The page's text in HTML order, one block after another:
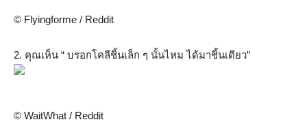
© Flyingforme / Reddit
2. คุณเห็น “ บรอกโคลีชิ้นเล็ก ๆ นั้นไหม ได้มาชิ้นเดียว”
© WaitWhat / Reddit